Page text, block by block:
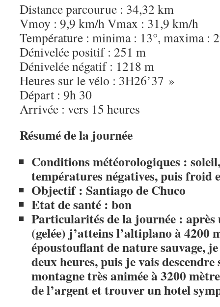
Distance parcourue : 34,32 km
Vmoy : 9,9 km/h Vmax : 31,9 km/h
Température : minima : 13°, maxima :
Dénivelée positif : 251 m
Dénivelée négatif : 1218 m
Heures sur le vélo : 3H26’37 »
Départ : 9h 30
Arrivée : vers 15 heures
Résumé de la journée
Conditions météorologiques :
températures négatives, puis froid
Objectif : Santiago de Chuco
Etat de santé : bon
Particularités de la journée :
(gelée) j’atteins l’altiplano à 4200
époustouflant de nature sauvage,
deux heures, puis je vais
montagne très animée à 3200
de l’argent et trouver un hotel